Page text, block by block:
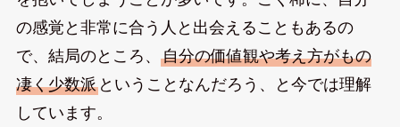
の感覚と非常に合う人と出会えることもあるの
で、結局のところ、 自分の価値観や考え方がもの
凄く少数派ということなんだろう、と今では理解
しています。